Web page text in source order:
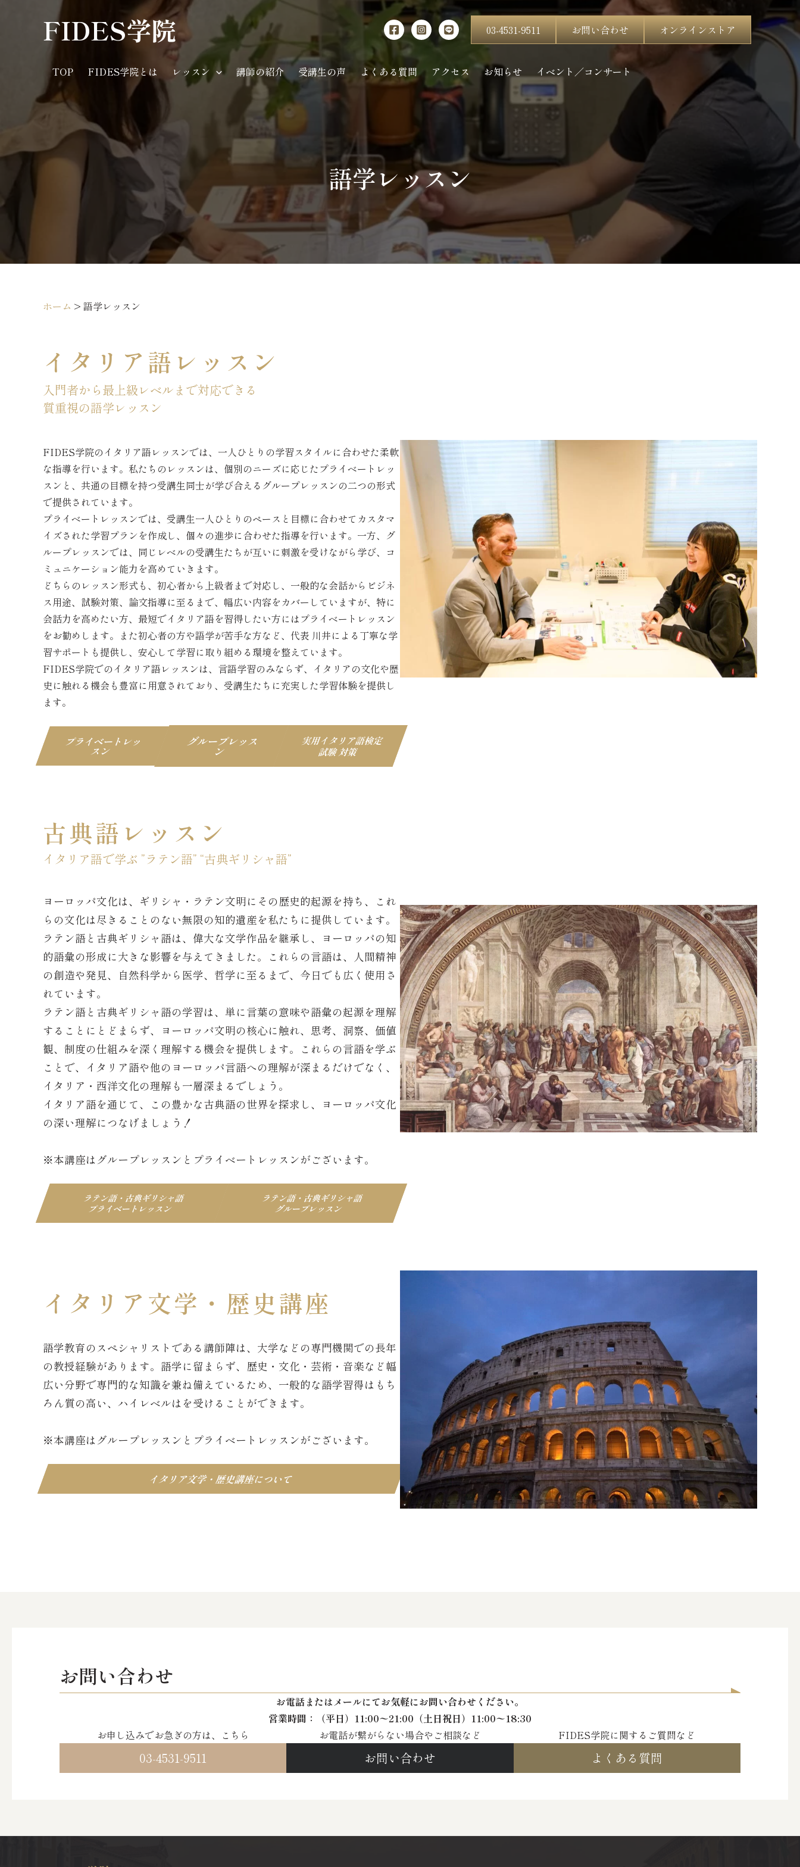
FIDES学院 03-4531-9511 お問い合わせ オンラインストア
TOP FIDES学院とは レッスン 講師の紹介 受講生の声 よくある質問 アクセス お知らせ イベント／コンサート
語学レッスン
ホーム > 語学レッスン
イタリア語レッスン
入門者から最上級レベルまで対応できる
質重視の語学レッスン
FIDES学院のイタリア語レッスンでは、一人ひとりの学習スタイルに合わせた柔軟
な指導を行います。私たちのレッスンは、個別のニーズに応じたプライベートレッ
スンと、共通の目標を持つ受講生同士が学び合えるグループレッスンの二つの形式
で提供されています。
プライベートレッスンでは、受講生一人ひとりのペースと目標に合わせてカスタマ
イズされた学習プランを作成し、個々の進歩に合わせた指導を行います。一方、グ
ループレッスンでは、同じレベルの受講生たちが互いに刺激を受けながら学び、コ
ミュニケーション能力を高めていきます。
どちらのレッスン形式も、初心者から上級者まで対応し、一般的な会話からビジネ
ス用途、試験対策、論文指導に至るまで、幅広い内容をカバーしていますが、特に
会話力を高めたい方、最短でイタリア語を習得したい方にはプライベートレッスン
をお勧めします。また初心者の方や語学が苦手な方など、代表 川井による丁寧な学
習サポートも提供し、安心して学習に取り組める環境を整えています。
FIDES学院でのイタリア語レッスンは、言語学習のみならず、イタリアの文化や歴
史に触れる機会も豊富に用意されており、受講生たちに充実した学習体験を提供し
ます。
プライベートレッ
スン
グループレッス
ン
実用イタリア語検定
試験対策
古典語レッスン
イタリア語で学ぶ ”ラテン語” “古典ギリシャ語”
ヨーロッパ文化は、ギリシャ・ラテン文明にその歴史的起源を持ち、これ
らの文化は尽きることのない無限の知的遺産を私たちに提供しています。
ラテン語と古典ギリシャ語は、偉大な文学作品を継承し、ヨーロッパの知
的語彙の形成に大きな影響を与えてきました。これらの言語は、人間精神
の創造や発見、自然科学から医学、哲学に至るまで、今日でも広く使用さ
れています。
ラテン語と古典ギリシャ語の学習は、単に言葉の意味や語彙の起源を理解
することにとどまらず、ヨーロッパ文明の核心に触れ、思考、洞察、価値
観、制度の仕組みを深く理解する機会を提供します。これらの言語を学ぶ
ことで、イタリア語や他のヨーロッパ言語への理解が深まるだけでなく、
イタリア・西洋文化の理解も一層深まるでしょう。
イタリア語を通じて、この豊かな古典語の世界を探求し、ヨーロッパ文化
の深い理解につなげましょう！
※本講座はグループレッスンとプライベートレッスンがございます。
ラテン語・古典ギリシャ語
プライベートレッスン
ラテン語・古典ギリシャ語
グループレッスン
イタリア文学・歴史講座
語学教育のスペシャリストである講師陣は、大学などの専門機関での長年
の教授経験があります。語学に留まらず、歴史・文化・芸術・音楽など幅
広い分野で専門的な知識を兼ね備えているため、一般的な語学習得はもち
ろん質の高い、ハイレベルはを受けることができます。
※本講座はグループレッスンとプライベートレッスンがございます。
イタリア文学・歴史講座について
お問い合わせ
お電話またはメールにてお気軽にお問い合わせください。
営業時間：
（平日）11:00〜21:00 （土日祝日）11:00〜18:30
お申し込みでお急ぎの方は、こちら
03-4531-9511
お電話が繋がらない場合やご相談など
お問い合わせ
FIDES学院に関するご質問など
よくある質問